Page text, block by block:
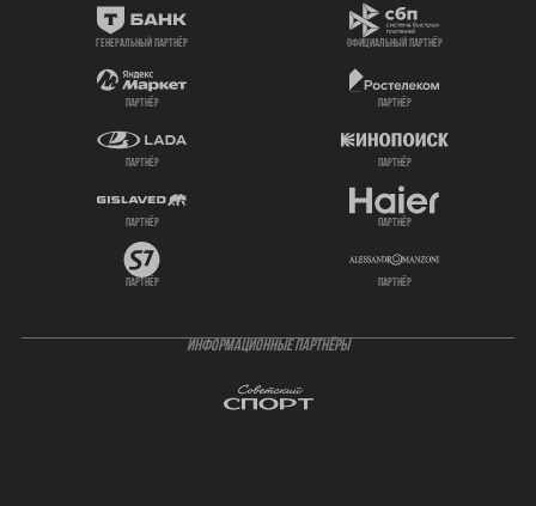
генеральный партнёр официальный партнёр
партнёр партнёр
партнёр партнёр
партнёр партнёр
партнёр партнёр
ИНФОРМАЦИОННЫЕ ПАРТНЁРЫ